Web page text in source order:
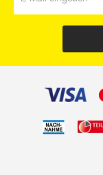
Werkzeug für
weshalb sich die
Der
Schleifgeräten. Mit
Zubehör können